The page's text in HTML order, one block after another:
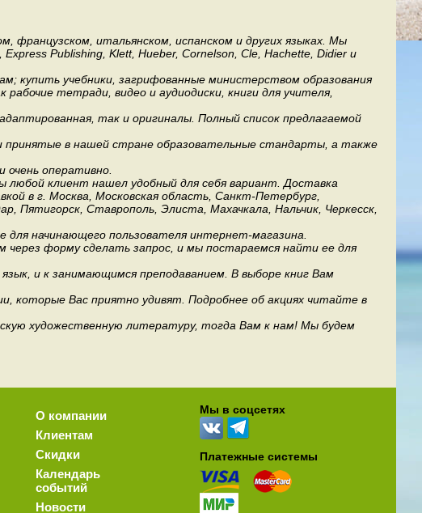
итальянском, испанском и других языках. Мы
Publishing, Klett, Hueber, Cornelson, Cle, Hachette, Didier и
купить учебники, загрифованные министерством образования
тетради, видео и аудиодиски, книги для учителя,
так и оригиналы. Полный список предлагаемой
принятые в нашей стране образовательные стандарты, а также
оперативно.
любой клиент нашел удобный для себя вариант. Доставка
в г. Москва, Московская область, Санкт-Петербург,
Пятигорск, Ставрополь, Элиста, Махачкала, Нальчик, Черкесск,
начинающего пользователя интернет-магазина.
форму сделать запрос, и мы постараемся найти ее для
и к занимающимся преподаванием. В выборе книг Вам
которые Вас приятно удивят. Подробнее об акциях читайте в
художественную литературу, тогда Вам к нам! Мы будем
О компании
Клиентам
Скидки
Календарь
событий
Новости
Мы в соцсетях
Платежные системы